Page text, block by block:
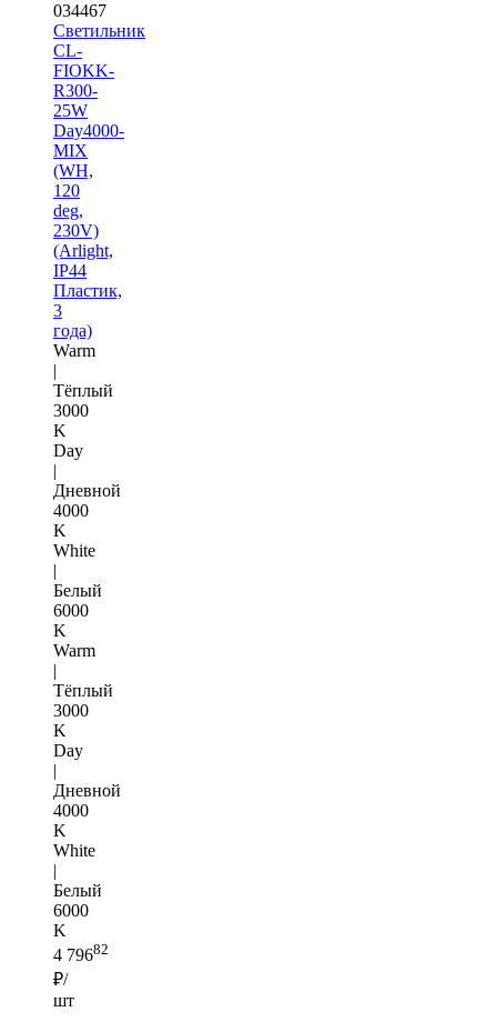
034467
Светильник
CL-
FIOKK-
R300-
25W
Day4000-
MIX
(WH,
120
deg,
230V)
(Arlight,
IP44
Пластик,
3
года)
Warm
|
Тёплый
3000
K
Day
|
Дневной
4000
K
White
|
Белый
6000
K
Warm
|
Тёплый
3000
K
Day
|
Дневной
4000
K
White
|
Белый
6000
K
4 79682
₽/
шт